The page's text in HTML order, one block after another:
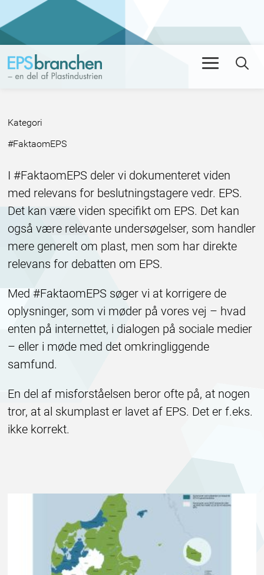
Kategori
:#FaktaomEPS
I #FaktaomEPS deler vi dokumenteret viden
med relevans for beslutningstagere vedr. EPS.
Det kan være viden specifikt om EPS. Det kan
også være relevante undersøgelser, som handler
mere generelt om plast, men som har direkte
relevans for debatten om EPS.
Med #FaktaomEPS søger vi at korrigere de
oplysninger, som vi møder på vores vej – hvad
enten på internettet, i dialogen på sociale medier
– eller i møde med det omkringliggende
samfund.
En del af misforståelsen beror ofte på, at nogen
tror, at al skumplast er lavet af EPS. Det er f.eks.
ikke korrekt.
EPSBLOGGEN